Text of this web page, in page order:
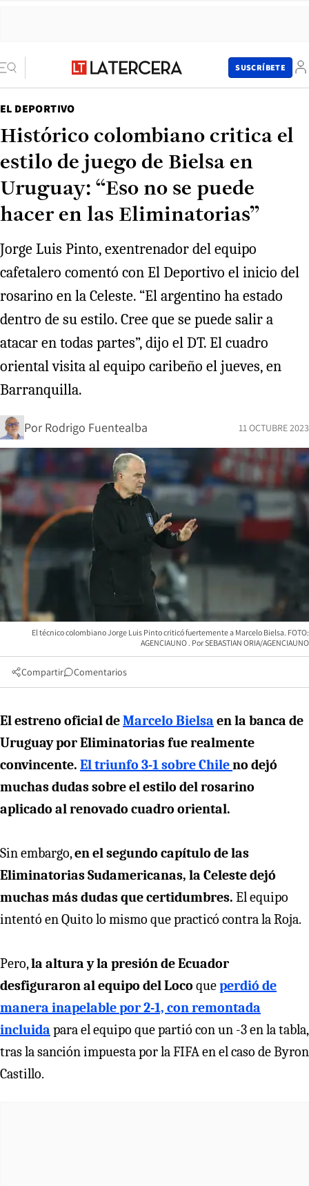
SUSCRÍBETE
EL DEPORTIVO
Histórico colombiano critica el
estilo de juego de Bielsa en
Uruguay: “Eso no se puede
hacer en las Eliminatorias”
Jorge Luis Pinto, exentrenador del equipo
cafetalero comentó con El Deportivo el inicio del
rosarino en la Celeste. “El argentino ha estado
dentro de su estilo. Cree que se puede salir a
atacar en todas partes”, dijo el DT. El cuadro
oriental visita al equipo caribeño el jueves, en
Barranquilla.
Por Rodrigo Fuentealba 11 OCTUBRE 2023
El técnico colombiano Jorge Luis Pinto criticó fuertemente a Marcelo Bielsa. FOTO:
AGENCIAUNO
SEBASTIAN ORIA/AGENCIAUNO
Compartir Comentarios
El estreno oficial deMarcelo Bielsa en la banca de
Uruguay por Eliminatorias fue realmente
convincente. El triunfo 3-1 sobre Chileno dejó
muchas dudas sobre el estilo del rosarino
aplicado al renovado cuadro oriental.
Sin embargo,en el segundo capítulo de las
Eliminatorias Sudamericanas, la Celeste dejó
muchas más dudas que certidumbres. El equipo
intentó en Quito lo mismo que practicó contra la Roja.
Pero,la altura y la presión de Ecuador
desfiguraron al equipo del Loco queperdió de
manera inapelable por 2-1, con remontada
incluida para el equipo que partió con un -3 en la tabla,
tras la sanción impuesta por la FIFA en el caso de Byron
Castillo.